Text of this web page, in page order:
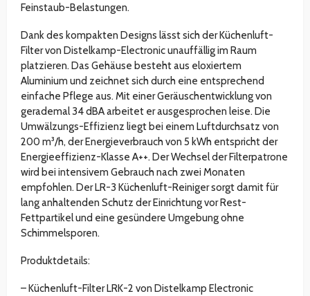
Feinstaub-Belastungen.
Dank des kompakten Designs lässt sich der Küchenluft-
Filter von Distelkamp-Electronic unauffällig im Raum
platzieren. Das Gehäuse besteht aus eloxiertem
Aluminium und zeichnet sich durch eine entsprechend
einfache Pflege aus. Mit einer Geräuschentwicklung von
gerademal 34 dBA arbeitet er ausgesprochen leise. Die
Umwälzungs-Effizienz liegt bei einem Luftdurchsatz von
200 m³/h, der Energieverbrauch von 5 kWh entspricht der
Energieeffizienz-Klasse A++. Der Wechsel der Filterpatrone
wird bei intensivem Gebrauch nach zwei Monaten
empfohlen. Der LR-3 Küchenluft-Reiniger sorgt damit für
lang anhaltenden Schutz der Einrichtung vor Rest-
Fettpartikel und eine gesündere Umgebung ohne
Schimmelsporen.
Produktdetails:
– Küchenluft-Filter LRK-2 von Distelkamp Electronic